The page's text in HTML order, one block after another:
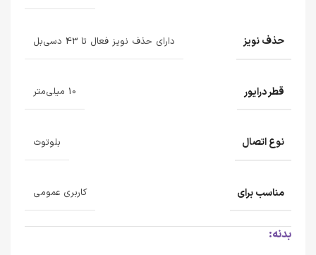
حذف نویز دارای حذف نویز فعال تا 43 دسی‌بل
قطر درایور 10 میلی‌متر
نوع اتصال بلوتوث
مناسب برای کاربری عمومی
بدنه: